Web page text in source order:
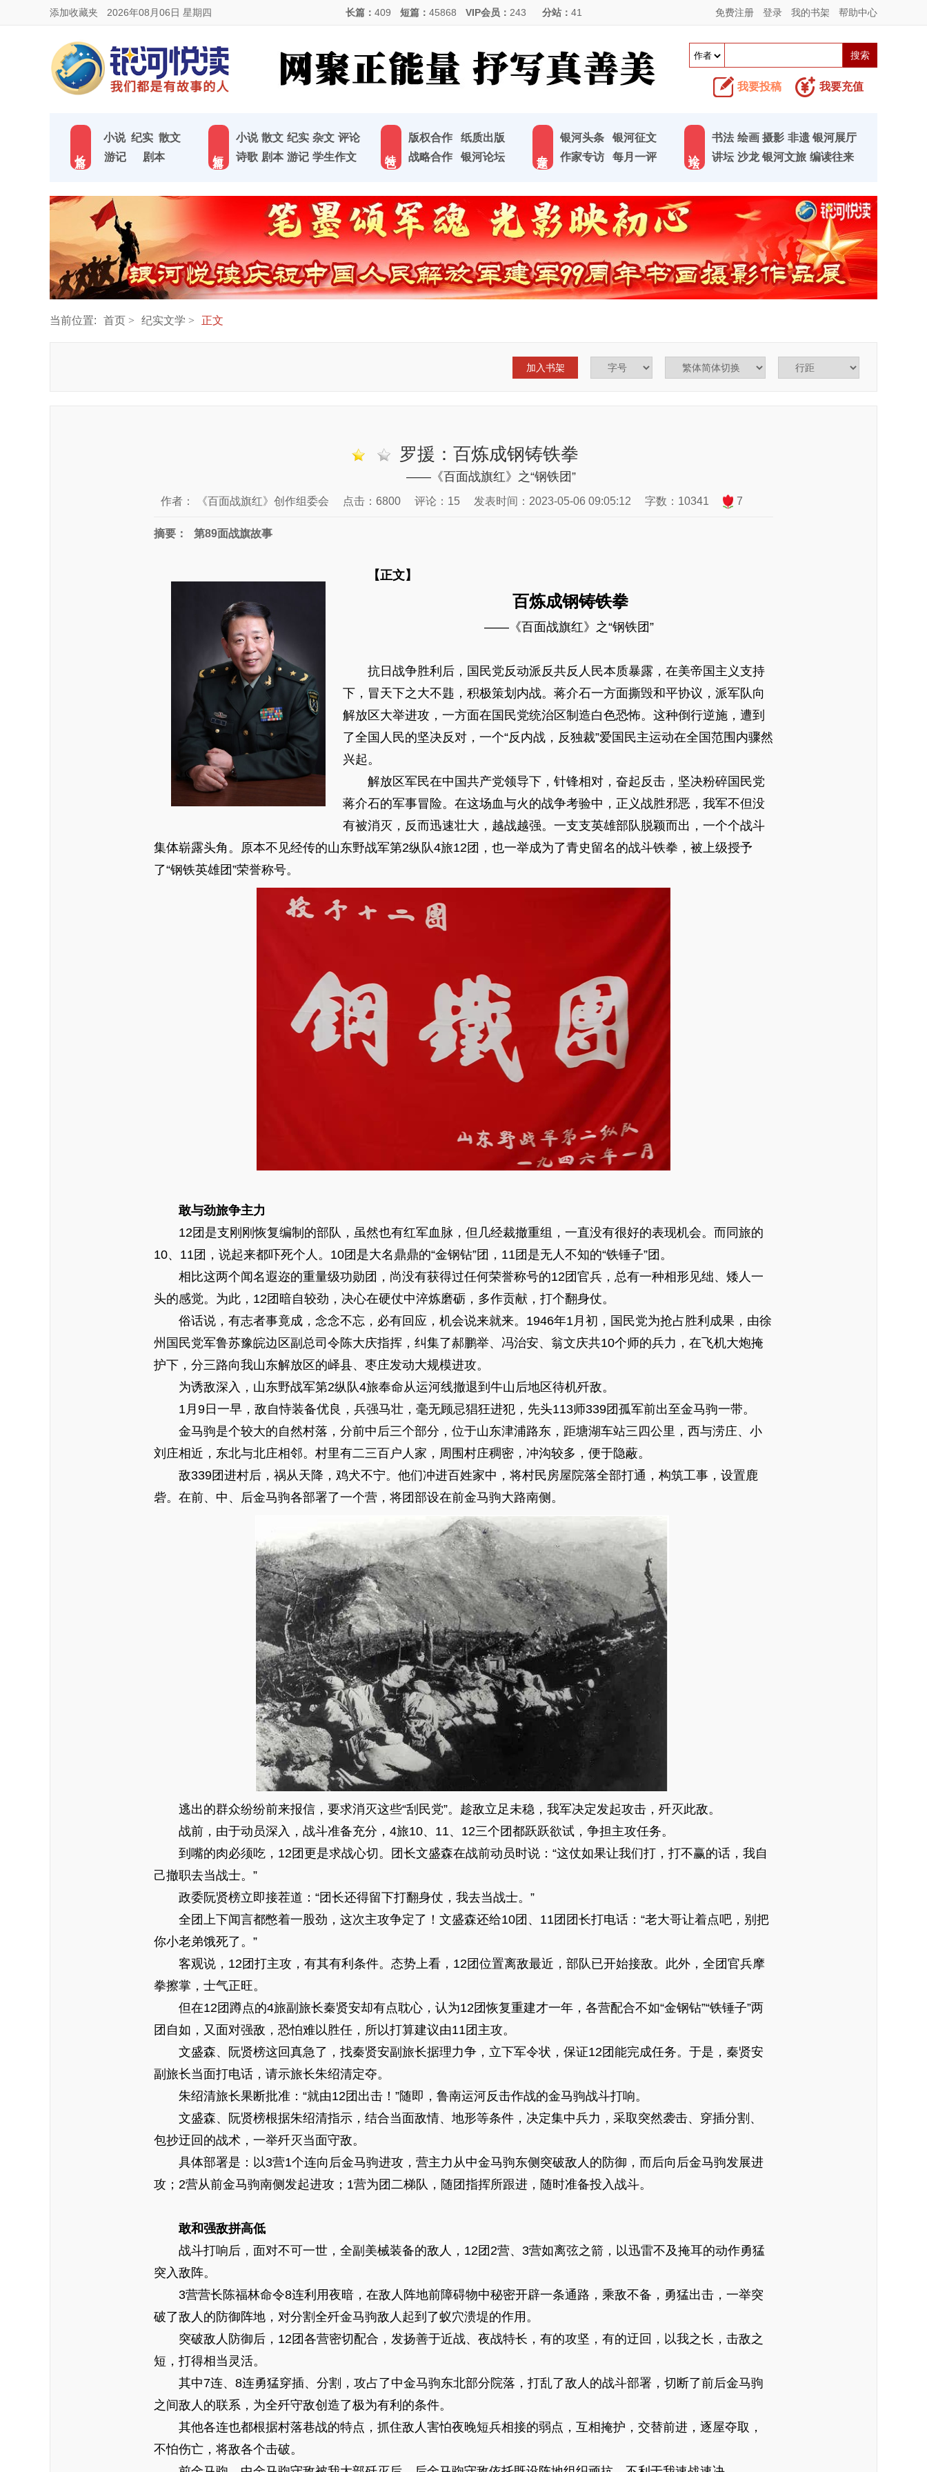
添加收藏夹 2026年08月06日 星期四 长篇： 409 短篇： 45868 VIP会员： 243 分站： 41 免费注册 登录 我的书架 帮助中心
我要投稿 我要充值
小说 纪实 散文
游记
剧本
小说 散文 纪实 杂文 评论
诗歌 剧本 游记 学生作文
版权合作
纸质出版
战略合作
银河论坛
银河头条
银河征文
作家专访
每月一评
书法 绘画 摄影 非遗 银河展厅
讲坛 沙龙 银河文旅 编读往来
当前位置: 首页 纪实文学 正文
加入书架
罗援：百炼成钢铸铁拳
——《百面战旗红》之“钢铁团”
作者： 《百面战旗红》创作组委会 点击：6800 评论：15 发表时间：2023-05-06 09:05:12 字数：10341 7
摘要： 第89面战旗故事
【正文】
百炼成钢铸铁拳
——《百面战旗红》之“钢铁团”
抗日战争胜利后，国民党反动派反共反人民本质暴露，在美帝国主义支持
下，冒天下之大不韪，积极策划内战。蒋介石一方面撕毁和平协议，派军队向
解放区大举进攻，一方面在国民党统治区制造白色恐怖。这种倒行逆施，遭到
了全国人民的坚决反对，一个“反内战，反独裁”爱国民主运动在全国范围内骤然
兴起。
解放区军民在中国共产党领导下，针锋相对，奋起反击，坚决粉碎国民党
蒋介石的军事冒险。在这场血与火的战争考验中，正义战胜邪恶，我军不但没
有被消灭，反而迅速壮大，越战越强。一支支英雄部队脱颖而出，一个个战斗
集体崭露头角。原本不见经传的山东野战军第2纵队4旅12团，也一举成为了青史留名的战斗铁拳，被上级授予
了“钢铁英雄团”荣誉称号。
敢与劲旅争主力
12团是支刚刚恢复编制的部队，虽然也有红军血脉，但几经裁撤重组，一直没有很好的表现机会。而同旅的
10、11团，说起来都吓死个人。10团是大名鼎鼎的“金钢钻”团，11团是无人不知的“铁锤子”团。
相比这两个闻名遐迩的重量级功勋团，尚没有获得过任何荣誉称号的12团官兵，总有一种相形见绌、矮人一
头的感觉。为此，12团暗自较劲，决心在硬仗中淬炼磨砺，多作贡献，打个翻身仗。
俗话说，有志者事竟成，念念不忘，必有回应，机会说来就来。1946年1月初，国民党为抢占胜利成果，由徐
州国民党军鲁苏豫皖边区副总司令陈大庆指挥，纠集了郝鹏举、冯治安、翁文庆共10个师的兵力，在飞机大炮掩
护下，分三路向我山东解放区的峄县、枣庄发动大规模进攻。
为诱敌深入，山东野战军第2纵队4旅奉命从运河线撤退到牛山后地区待机歼敌。
1月9日一早，敌自恃装备优良，兵强马壮，毫无顾忌猖狂进犯，先头113师339团孤军前出至金马驹一带。
金马驹是个较大的自然村落，分前中后三个部分，位于山东津浦路东，距塘湖车站三四公里，西与涝庄、小
刘庄相近，东北与北庄相邻。村里有二三百户人家，周围村庄稠密，冲沟较多，便于隐蔽。
敌339团进村后，祸从天降，鸡犬不宁。他们冲进百姓家中，将村民房屋院落全部打通，构筑工事，设置鹿
砦。在前、中、后金马驹各部署了一个营，将团部设在前金马驹大路南侧。
逃出的群众纷纷前来报信，要求消灭这些“刮民党”。趁敌立足未稳，我军决定发起攻击，歼灭此敌。
战前，由于动员深入，战斗准备充分，4旅10、11、12三个团都跃跃欲试，争担主攻任务。
到嘴的肉必须吃，12团更是求战心切。团长文盛森在战前动员时说：“这仗如果让我们打，打不赢的话，我自
己撤职去当战士。”
政委阮贤榜立即接茬道：“团长还得留下打翻身仗，我去当战士。”
全团上下闻言都憋着一股劲，这次主攻争定了！文盛森还给10团、11团团长打电话：“老大哥让着点吧，别把
你小老弟饿死了。”
客观说，12团打主攻，有其有利条件。态势上看，12团位置离敌最近，部队已开始接敌。此外，全团官兵摩
拳擦掌，士气正旺。
但在12团蹲点的4旅副旅长秦贤安却有点耽心，认为12团恢复重建才一年，各营配合不如“金钢钻”“铁锤子”两
团自如，又面对强敌，恐怕难以胜任，所以打算建议由11团主攻。
文盛森、阮贤榜这回真急了，找秦贤安副旅长据理力争，立下军令状，保证12团能完成任务。于是，秦贤安
副旅长当面打电话，请示旅长朱绍清定夺。
朱绍清旅长果断批准：“就由12团出击！”随即，鲁南运河反击作战的金马驹战斗打响。
文盛森、阮贤榜根据朱绍清指示，结合当面敌情、地形等条件，决定集中兵力，采取突然袭击、穿插分割、
包抄迂回的战术，一举歼灭当面守敌。
具体部署是：以3营1个连向后金马驹进攻，营主力从中金马驹东侧突破敌人的防御，而后向后金马驹发展进
攻；2营从前金马驹南侧发起进攻；1营为团二梯队，随团指挥所跟进，随时准备投入战斗。
敢和强敌拼高低
战斗打响后，面对不可一世，全副美械装备的敌人，12团2营、3营如离弦之箭，以迅雷不及掩耳的动作勇猛
突入敌阵。
3营营长陈福林命令8连利用夜暗，在敌人阵地前障碍物中秘密开辟一条通路，乘敌不备，勇猛出击，一举突
破了敌人的防御阵地，对分割全歼金马驹敌人起到了蚁穴溃堤的作用。
突破敌人防御后，12团各营密切配合，发扬善于近战、夜战特长，有的攻坚，有的迂回，以我之长，击敌之
短，打得相当灵活。
其中7连、8连勇猛穿插、分割，攻占了中金马驹东北部分院落，打乱了敌人的战斗部署，切断了前后金马驹
之间敌人的联系，为全歼守敌创造了极为有利的条件。
其他各连也都根据村落巷战的特点，抓住敌人害怕夜晚短兵相接的弱点，互相掩护，交替前进，逐屋夺取，
不怕伤亡，将敌各个击破。